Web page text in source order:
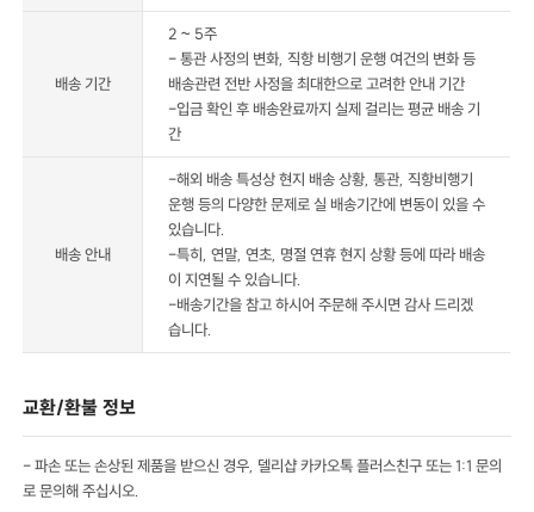
배송 기간
2 ~ 5주
- 통관 사정의 변화, 직항 비행기 운행 여건의 변화 등
배송관련 전반 사정을 최대한으로 고려한 안내 기간
-입금 확인 후 배송완료까지 실제 걸리는 평균 배송 기
간
배송 안내
-해외 배송 특성상 현지 배송 상황, 통관, 직항비행기
운행 등의 다양한 문제로 실 배송기간에 변동이 있을 수
있습니다.
-특히, 연말, 연초, 명절 연휴 현지 상황 등에 따라 배송
이 지연될 수 있습니다.
-배송기간을 참고 하시어 주문해 주시면 감사 드리겠
습니다.
교환/환불 정보
- 파손 또는 손상된 제품을 받으신 경우, 델리샵 카카오톡 플러스친구 또는 1:1 문의
로 문의해 주십시오.